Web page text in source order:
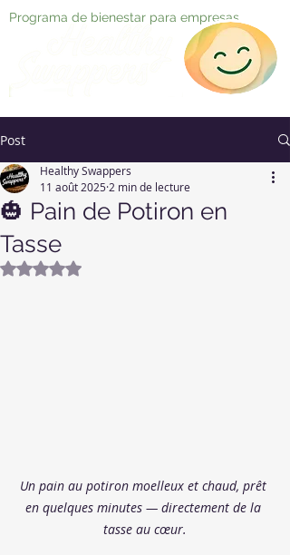
Programa de bienestar para empresas
Post
🎃 Pain de Potiron en
Tasse
Healthy Swappers
11 août 2025 2 min de lecture
Noté NaN étoiles sur 5.
Un pain au potiron moelleux et chaud, prêt
en quelques minutes — directement de la
tasse au cœur.